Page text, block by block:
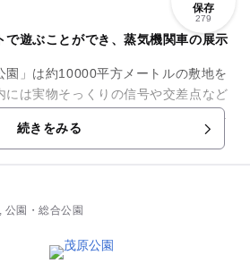
保存
279
で遊ぶことができ、蒸気機関車の展示
園」は約10000平方メートルの敷地を
には実物そっくりの信号や交差点など
や三輪車、カート等の乗り物（無料貸
...続きをみる
公園・総合公園